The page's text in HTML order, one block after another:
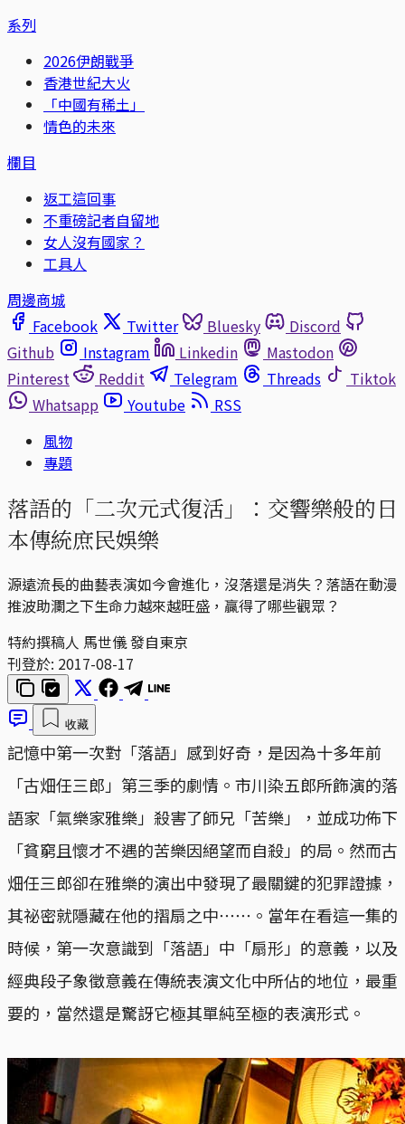
系列
2026伊朗戰爭
香港世紀大火
「中國有稀土」
情色的未來
欄目
返工這回事
不重磅記者自留地
女人沒有國家？
工具人
周邊商城
Facebook
Twitter Bluesky
Discord
Github
Instagram Linkedin
Mastodon
Pinterest
Reddit Telegram Threads
Tiktok
Whatsapp
Youtube
RSS
風物
專題
落語的「二次元式復活」：交響樂般的日
本傳統庶民娛樂
源遠流長的曲藝表演如今會進化，沒落還是消失？落語在動漫
推波助瀾之下生命力越來越旺盛，贏得了哪些觀眾？
特約撰稿人 馬世儀 發自東京
刊登於: 2017-08-17
收藏
記憶中第一次對「落語」感到好奇，是因為十多年前
「古畑任三郎」第三季的劇情。市川染五郎所飾演的落
語家「氣樂家雅樂」殺害了師兄「苦樂」，並成功佈下
「貧窮且懷才不遇的苦樂因絕望而自殺」的局。然而古
畑任三郎卻在雅樂的演出中發現了最關鍵的犯罪證據，
其祕密就隱藏在他的摺扇之中⋯⋯。當年在看這一集的
時候，第一次意識到「落語」中「扇形」的意義，以及
經典段子象徵意義在傳統表演文化中所佔的地位，最重
要的，當然還是驚訝它極其單純至極的表演形式。